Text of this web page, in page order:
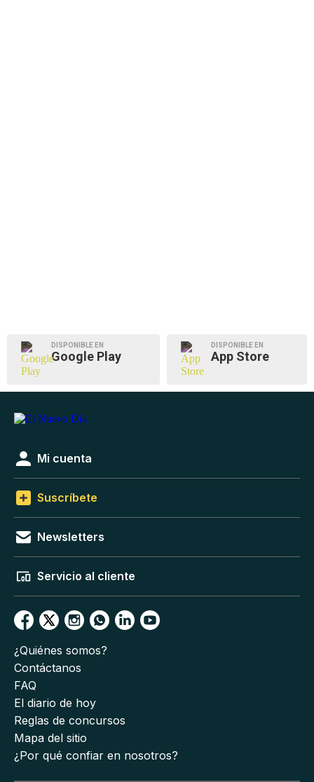
DISPONIBLE EN
Google Play
DISPONIBLE EN
App Store
Mi cuenta
Suscríbete
Newsletters
Servicio al cliente
¿Quiénes somos?
Contáctanos
FAQ
El diario de hoy
Reglas de concursos
Mapa del sitio
¿Por qué confiar en nosotros?